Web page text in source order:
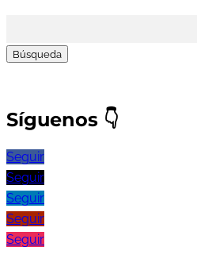
Síguenos 👇
Seguir
Seguir
Seguir
Seguir
Seguir